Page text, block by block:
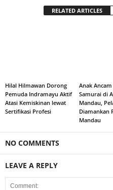
RELATED ARTICLES
Hilal Hilmawan Dorong
Pemuda Indramayu Aktif
Atasi Kemiskinan lewat
Sertifikasi Profesi
Anak
Samurai di
Mandau,
Diamankan
Mandau
NO COMMENTS
LEAVE A REPLY